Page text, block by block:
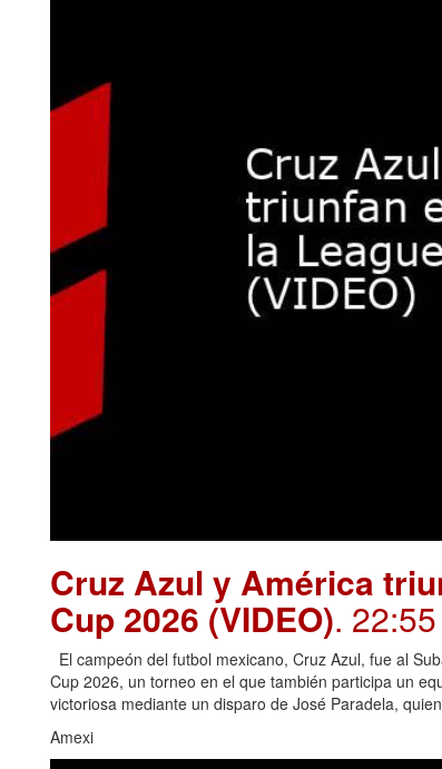
Cruz Azul y América
Cup 2026 (VIDEO). 22:55
El campeón del futbol mexicano, Cruz Azul, fue al
Cup 2026, un torneo en el que también participa un
victoriosa mediante un disparo de José Paradela,
Amexi